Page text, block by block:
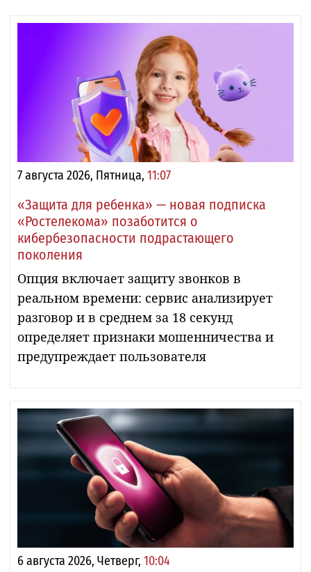
7 августа 2026, Пятница, 11:07
«Защита для ребенка» — новая подписка
«Ростелекома» позаботится о
кибербезопасности подрастающего
поколения
Опция включает защиту звонков в
реальном времени: сервис анализирует
разговор и в среднем за 18 секунд
определяет признаки мошенничества и
предупреждает пользователя
6 августа 2026, Четверг, 10:04